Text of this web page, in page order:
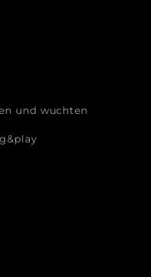
und wuchten